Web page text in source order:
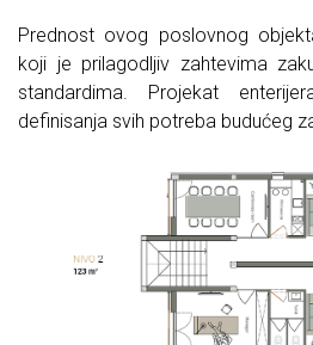
Prednost ovog poslovnog
koji je prilagodljiv zahtevima
standardima. Projekat
definisanja svih potreba budućeg